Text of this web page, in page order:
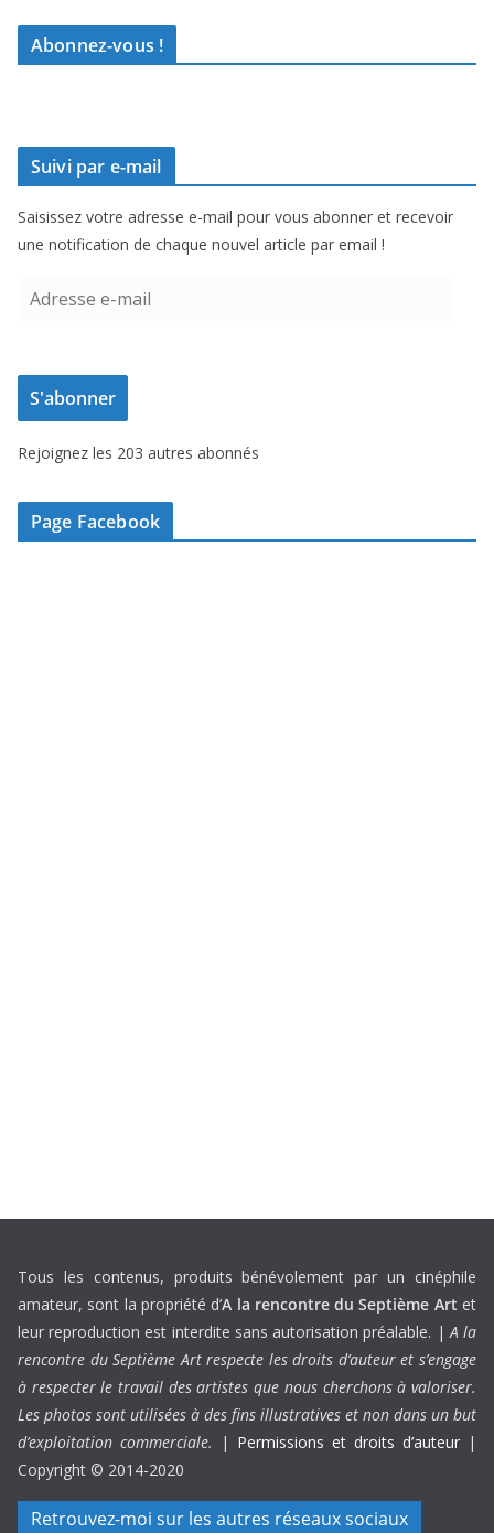
Abonnez-vous !
Suivi par e-mail
Saisissez votre adresse e-mail pour vous abonner et recevoir
une notification de chaque nouvel article par email !
e
s
e
-
m
S'abonner
Rejoignez les 203 autres abonnés
Page Facebook
Tous les contenus, produits bénévolement par un cinéphile
amateur, sont la propriété d’A la rencontre du Septième Art et
leur reproduction est interdite sans autorisation préalable. |A la
rencontre du Septième Art respecte les droits d’auteur et s’engage
à respecter le travail des artistes que nous cherchons à valoriser.
Les photos sont utilisées à des fins illustratives et non dans un but
d’exploitation commerciale.
| Permissions et droits d’auteur |
Copyright © 2014-2020
Retrouvez-moi sur les autres réseaux sociaux